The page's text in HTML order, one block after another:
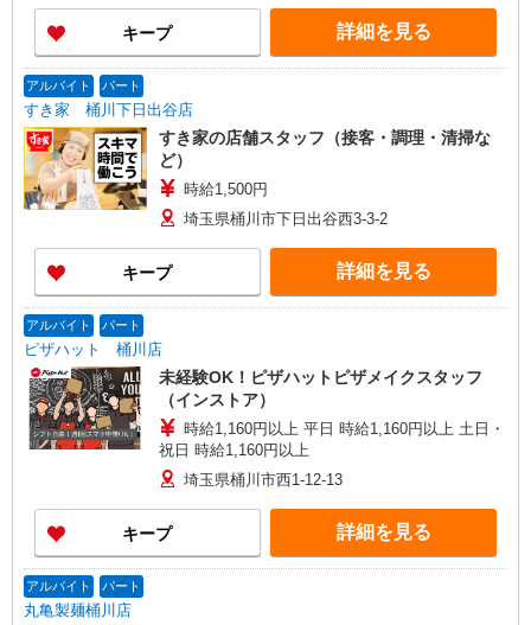
キープ 詳細を見る
アルバイト パート
すき家 桶川下日出谷店
すき家の店舗スタッフ（接客・調理・清掃な
ど）
時給1,500円
埼玉県桶川市下日出谷西3-3-2
キープ 詳細を見る
アルバイト パート
ピザハット 桶川店
未経験OK！ピザハットピザメイクスタッフ
（インストア）
時給1,160円以上 平日 時給1,160円以上 土日・
祝日 時給1,160円以上
埼玉県桶川市西1-12-13
キープ 詳細を見る
アルバイト パート
丸亀製麺桶川店